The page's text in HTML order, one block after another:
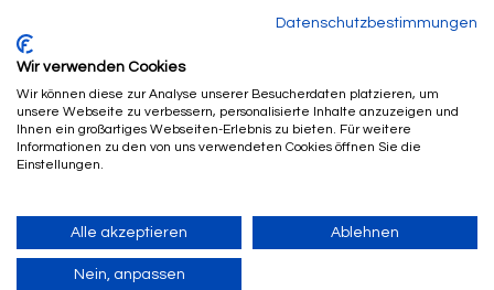
Datenschutzbestimmungen
Wir verwenden Cookies
Wir können diese zur Analyse unserer Besucherdaten platzieren, um
unsere Webseite zu verbessern, personalisierte Inhalte anzuzeigen und
Ihnen ein großartiges Webseiten-Erlebnis zu bieten. Für weitere
Informationen zu den von uns verwendeten Cookies öffnen Sie die
Einstellungen.
Alle akzeptieren Ablehnen
Nein, anpassen